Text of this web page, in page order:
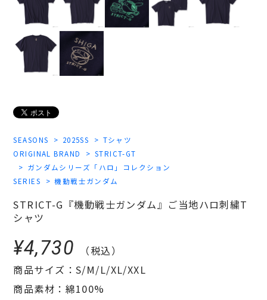
SEASONS 2025SS
Tシャツ
ORIGINAL BRAND
STRICT-GT
ガンダムシリーズ「ハロ」コレクション
SERIES
機動戦士ガンダム
STRICT-G『機動戦士ガンダム』ご当地ハロ刺繍T
シャツ
¥4,730
（税込）
商品サイズ：S/M/L/XL/XXL
商品素材：綿100%